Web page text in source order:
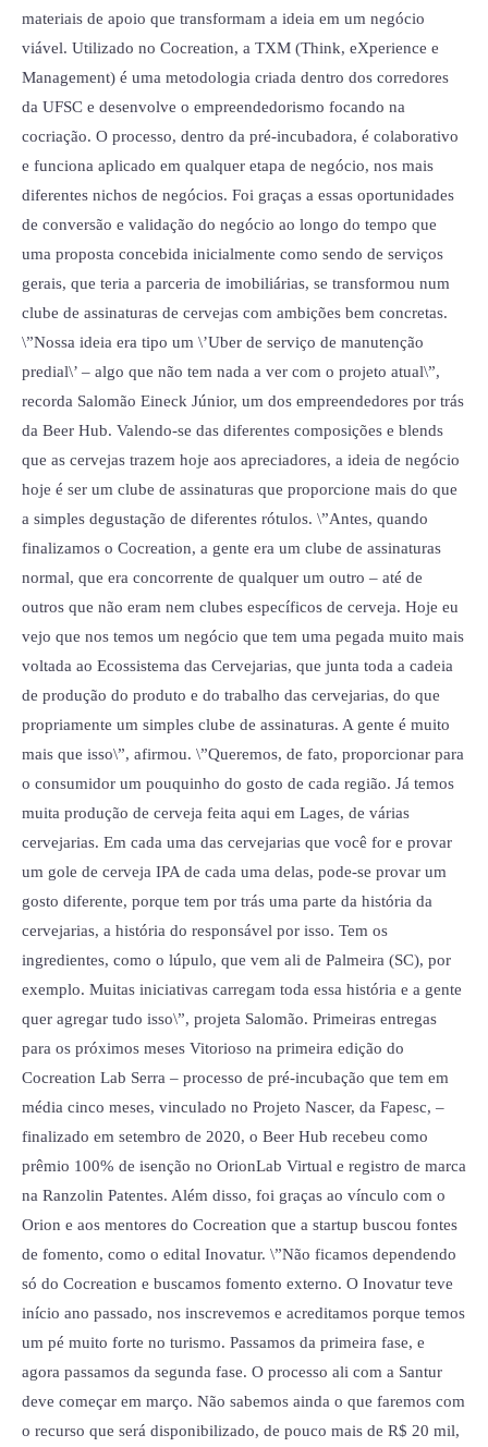
materiais de apoio que transformam a ideia em um negócio
viável. Utilizado no Cocreation, a TXM (Think, eXperience e
Management) é uma metodologia criada dentro dos corredores
da UFSC e desenvolve o empreendedorismo focando na
cocriação. O processo, dentro da pré-incubadora, é colaborativo
e funciona aplicado em qualquer etapa de negócio, nos mais
diferentes nichos de negócios. Foi graças a essas oportunidades
de conversão e validação do negócio ao longo do tempo que
uma proposta concebida inicialmente como sendo de serviços
gerais, que teria a parceria de imobiliárias, se transformou num
clube de assinaturas de cervejas com ambições bem concretas.
\”Nossa ideia era tipo um \’Uber de serviço de manutenção
predial\’ – algo que não tem nada a ver com o projeto atual\”,
recorda Salomão Eineck Júnior, um dos empreendedores por trás
da Beer Hub. Valendo-se das diferentes composições e blends
que as cervejas trazem hoje aos apreciadores, a ideia de negócio
hoje é ser um clube de assinaturas que proporcione mais do que
a simples degustação de diferentes rótulos. \”Antes, quando
finalizamos o Cocreation, a gente era um clube de assinaturas
normal, que era concorrente de qualquer um outro – até de
outros que não eram nem clubes específicos de cerveja. Hoje eu
vejo que nos temos um negócio que tem uma pegada muito mais
voltada ao Ecossistema das Cervejarias, que junta toda a cadeia
de produção do produto e do trabalho das cervejarias, do que
propriamente um simples clube de assinaturas. A gente é muito
mais que isso\”, afirmou. \”Queremos, de fato, proporcionar para
o consumidor um pouquinho do gosto de cada região. Já temos
muita produção de cerveja feita aqui em Lages, de várias
cervejarias. Em cada uma das cervejarias que você for e provar
um gole de cerveja IPA de cada uma delas, pode-se provar um
gosto diferente, porque tem por trás uma parte da história da
cervejarias, a história do responsável por isso. Tem os
ingredientes, como o lúpulo, que vem ali de Palmeira (SC), por
exemplo. Muitas iniciativas carregam toda essa história e a gente
quer agregar tudo isso\”, projeta Salomão. Primeiras entregas
para os próximos meses Vitorioso na primeira edição do
Cocreation Lab Serra – processo de pré-incubação que tem em
média cinco meses, vinculado no Projeto Nascer, da Fapesc, –
finalizado em setembro de 2020, o Beer Hub recebeu como
prêmio 100% de isenção no OrionLab Virtual e registro de marca
na Ranzolin Patentes. Além disso, foi graças ao vínculo com o
Orion e aos mentores do Cocreation que a startup buscou fontes
de fomento, como o edital Inovatur. \”Não ficamos dependendo
só do Cocreation e buscamos fomento externo. O Inovatur teve
início ano passado, nos inscrevemos e acreditamos porque temos
um pé muito forte no turismo. Passamos da primeira fase, e
agora passamos da segunda fase. O processo ali com a Santur
deve começar em março. Não sabemos ainda o que faremos com
o recurso que será disponibilizado, de pouco mais de R$ 20 mil,